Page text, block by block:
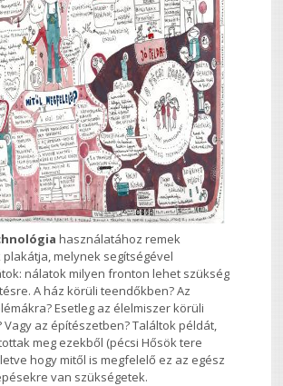
használatához remek
melynek segítségével
nálatok milyen fronton lehet szükség
A ház körüli teendőkben? Az
Esetleg az élelmiszer körüli
az építészetben? Találtok példát,
meg ezekből (pécsi Hősök tere
hogy mitől is megfelelő ez az egész
van szükségetek.